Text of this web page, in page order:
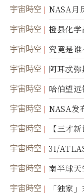
宇宙時空 NASA月
宇宙時空 橙县化学
宇宙時空 究竟是谁
宇宙時空 阿耳忒
宇宙時空
哈伯望
爆炸
宇宙時空 NASA发
宇宙時空
【三才
新启示
宇宙時空 3I/
宇宙時空 南半球
宇宙時空
「独家